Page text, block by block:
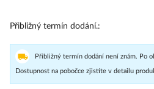
Přibližný termín dodání.
Přibližný termín dodání není znám. Po
Dostupnost na pobočce zjistíte v detailu